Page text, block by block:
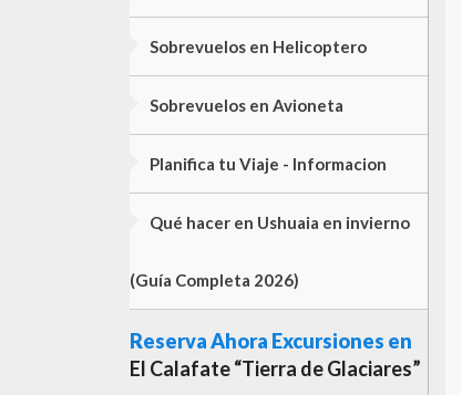
Sobrevuelos en Helicoptero
Sobrevuelos en Avioneta
Planifica tu Viaje - Informacion
Qué hacer en Ushuaia en invierno
(Guía Completa 2026)
Reserva Ahora Excursiones en
El Calafate “Tierra de Glaciares”